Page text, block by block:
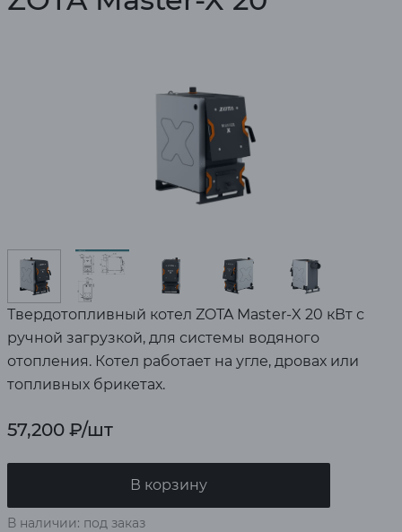
Твердотопливный котел ZOTA Master-X 20 кВт с
ручной загрузкой, для системы водяного
отопления. Котел работает на угле, дровах или
топливных брикетах.
57,200 ₽/шт
В корзину
В наличии: под заказ